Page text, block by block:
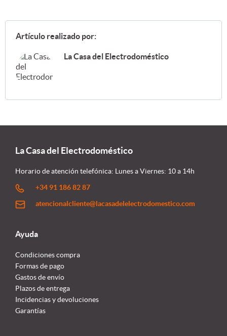
Artículo realizado por:
La Casa del Electrodoméstico
La Casa del Electrodoméstico
Horario de atención telefónica: Lunes a Viernes: 10 a 14h
+34 91 186 82 87
atencionalcliente@lacasadelelectrodomestico.com
Ayuda
Condiciones compra
Formas de pago
Gastos de envío
Plazos de entrega
Incidencias y devoluciones
Garantías